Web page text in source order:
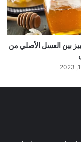
بين العسل الأصلي من